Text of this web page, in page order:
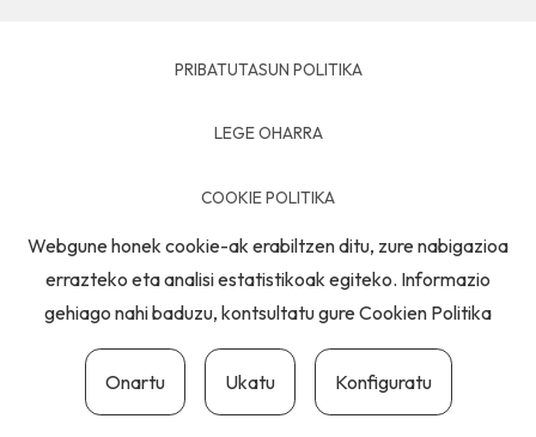
PRIBATUTASUN POLITIKA
LEGE OHARRA
COOKIE POLITIKA
Webgune honek cookie-ak erabiltzen ditu, zure nabigazioa
errazteko eta analisi estatistikoak egiteko. Informazio
gehiago nahi baduzu, kontsultatu gureCookien Politika
Onartu Ukatu Konfiguratu